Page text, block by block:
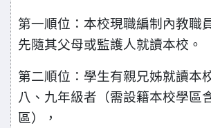
第一順位：本校現職編制內教職
先隨其父母或監護人就讀本校。
第二順位：學生有親兄姊就讀本
八、九年級者（需設籍本校學區
區），